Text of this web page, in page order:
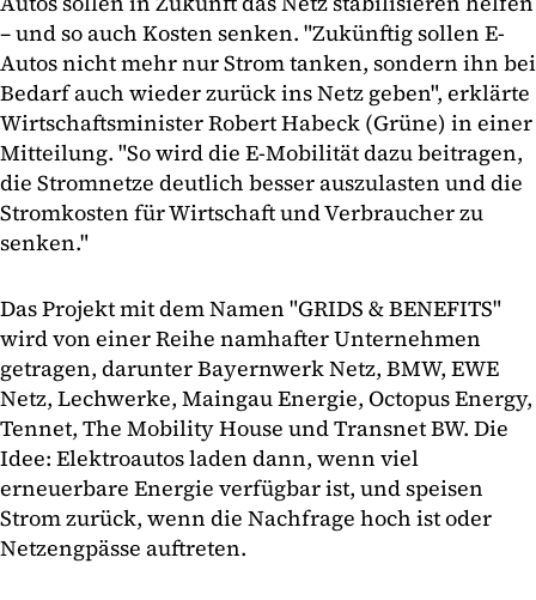
– und so auch Kosten senken. "Zukünftig sollen E-
Autos nicht mehr nur Strom tanken, sondern ihn bei
Bedarf auch wieder zurück ins Netz geben", erklärte
Wirtschaftsminister Robert Habeck (Grüne) in einer
Mitteilung. "So wird die E-Mobilität dazu beitragen,
die Stromnetze deutlich besser auszulasten und die
Stromkosten für Wirtschaft und Verbraucher zu
senken."
Das Projekt mit dem Namen "GRIDS & BENEFITS"
wird von einer Reihe namhafter Unternehmen
getragen, darunter Bayernwerk Netz, BMW, EWE
Netz, Lechwerke, Maingau Energie, Octopus Energy,
Tennet, The Mobility House und Transnet BW. Die
Idee: Elektroautos laden dann, wenn viel
erneuerbare Energie verfügbar ist, und speisen
Strom zurück, wenn die Nachfrage hoch ist oder
Netzengpässe auftreten.